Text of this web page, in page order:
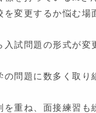
変更するか悩む
試問題の形式が
問題に数多く取
重ね、面接練習